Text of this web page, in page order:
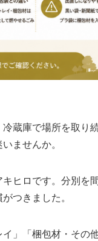
蔵庫で場所を取り
ませんか。
ヒロです。分別を
つきました。
」「梱包材・その